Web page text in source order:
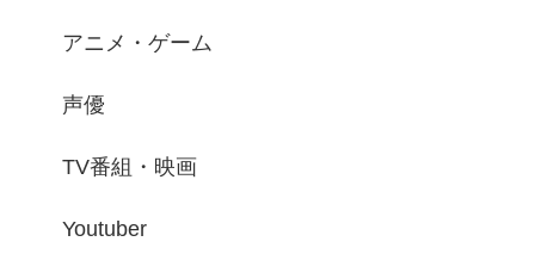
アニメ・ゲーム
声優
TV番組・映画
Youtuber